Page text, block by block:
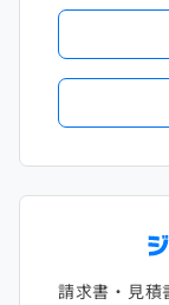
請求書・見積